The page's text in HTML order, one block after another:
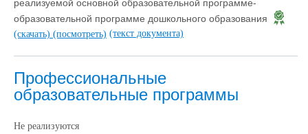
реализуемой основной образовательной программе-
образовательной программе дошкольного образования
(скачать) (посмотреть) (текст документа)
Профессиональные
образовательные программы
Не реализуются